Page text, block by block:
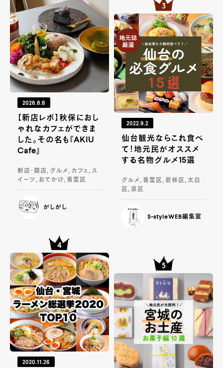
2026.8.6
【新店レポ】秋保におし
ゃれなカフェができま
した。その名も『AKIU
Cafe』
新店・開店, グルメ, カフェ, ス
イーツ, おでかけ, 青葉区
がしがし
2022.9.2
仙台観光ならこれ食べ
て！地元民がオススメ
する名物グルメ15選
グルメ, 青葉区, 若林区, 太白
区, 泉区
S-styleWEB編集室
2020.11.26